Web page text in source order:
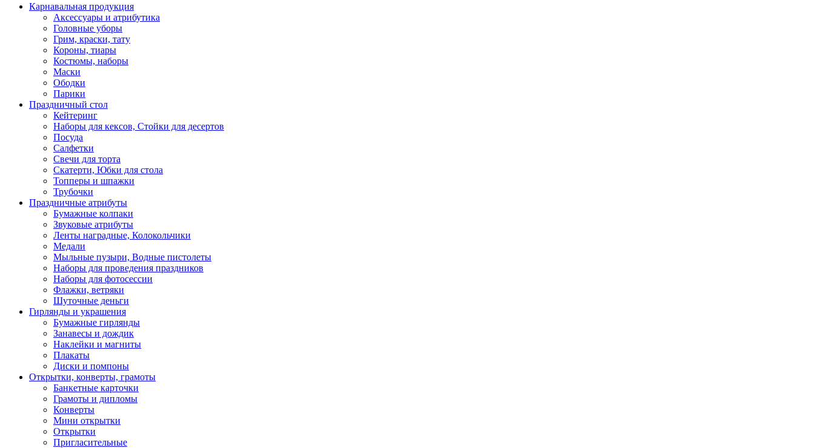
Карнавальная продукция
Аксессуары и атрибутика
Головные уборы
Грим, краски, тату
Короны, тиары
Костюмы, наборы
Маски
Ободки
Парики
Праздничный стол
Кейтеринг
Наборы для кексов, Стойки для десертов
Посуда
Салфетки
Свечи для торта
Скатерти, Юбки для стола
Топперы и шпажки
Трубочки
Праздничные атрибуты
Бумажные колпаки
Звуковые атрибуты
Ленты наградные, Колокольчики
Медали
Мыльные пузыри, Водные пистолеты
Наборы для проведения праздников
Наборы для фотосессии
Флажки, ветряки
Шуточные деньги
Гирлянды и украшения
Бумажные гирлянды
Занавесы и дождик
Наклейки и магниты
Плакаты
Диски и помпоны
Открытки, конверты, грамоты
Банкетные карточки
Грамоты и дипломы
Конверты
Мини открытки
Открытки
Пригласительные